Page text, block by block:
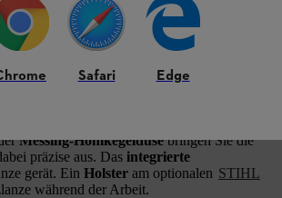
unterstützt als erstes akkubetriebenes
Ausbringen von
der große,
17 l fassende, transparente
SGA 85 zum idealen Begleiter für
in großen Flächenkulturen wie im
auf dem Rücken tragen, können Sie den
anpassen. Dank des besonders
und höhenverstellbarem
Messing-Hohlkegeldüsebringen Sie die
präzise aus. Das integrierte
gerät. Ein Holster am optionalen STIHL
während der Arbeit.
Safari Edge